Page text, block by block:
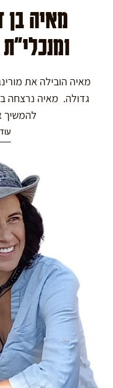
מאיה בן
מאיה הובילה את
להמשיך